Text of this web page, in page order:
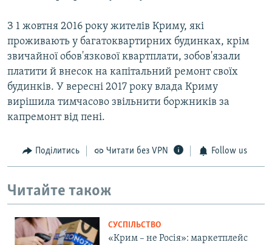
З 1 жовтня 2016 року жителів Криму, які
проживають у багатоквартирних будинках, крім
звичайної обов'язкової квартплати, зобов'язали
платити й внесок на капітальний ремонт своїх
будинків. У вересні 2017 року влада Криму
вирішила тимчасово звільнити боржників за
капремонт від пені.
Поділитись Читати без VPN Follow us
Читайте також
СУСПІЛЬСТВО
«Крим – не Росія»: маркетплейс